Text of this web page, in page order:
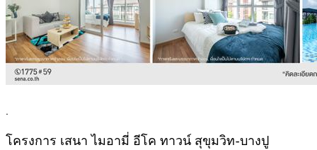
.
โครงการ เสนา ไมอามี่ อีโค ทาวน์ สุขุมวิท-บางปู